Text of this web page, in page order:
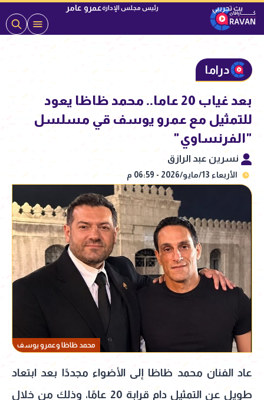
رئيس مجلس الإدارةعمرو عامر
دراما
بعد غياب 20 عاما.. محمد ظاظا يعود
للتمثيل مع عمرو يوسف قي مسلسل
"الفرنساوي"
نسرين عبد الرازق
الأربعاء 13/مايو/2026 - 06:59 م
محمد ظاظا وعمرو يوسف
عاد الفنان محمد ظاظا إلى الأضواء مجددًا بعد ابتعاد
طويل عن التمثيل دام قرابة 20 عامًا، وذلك من خلال